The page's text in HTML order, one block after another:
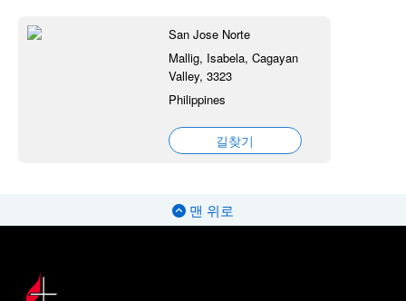
San Jose Norte
Mallig, Isabela, Cagayan
Valley, 3323
Philippines
길찾기
맨 위로